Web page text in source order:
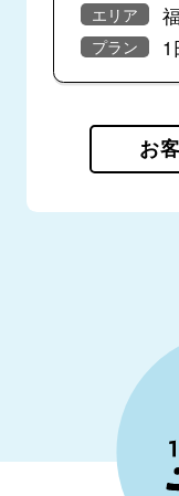
エリア
プラン 1
お